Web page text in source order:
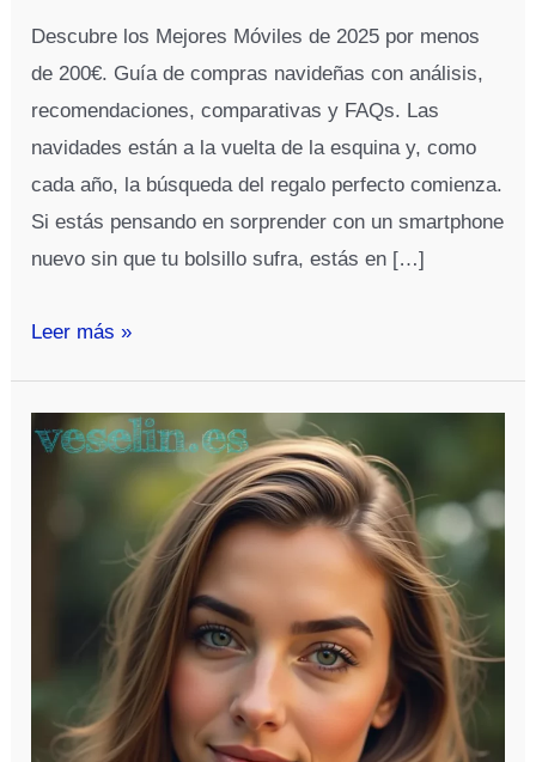
Descubre los Mejores Móviles de 2025 por menos
de 200€. Guía de compras navideñas con análisis,
recomendaciones, comparativas y FAQs. Las
navidades están a la vuelta de la esquina y, como
cada año, la búsqueda del regalo perfecto comienza.
Si estás pensando en sorprender con un smartphone
nuevo sin que tu bolsillo sufra, estás en […]
Guía
de
Menos
Leer más »